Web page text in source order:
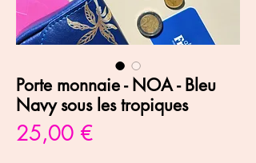
Porte monnaie - NOA - Bleu
Navy sous les tropiques
25,00 €Prix